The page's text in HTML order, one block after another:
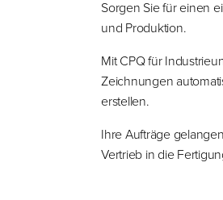
Sorgen Sie für einen
und Produktion.
Mit CPQ für
Zeichnungen
erstellen.
Ihre Aufträge
Vertrieb in die